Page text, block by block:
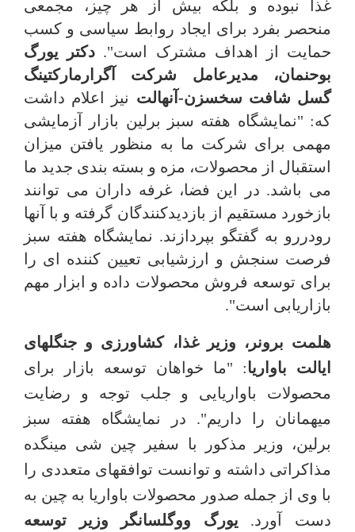
غذا نبوده و بلکه بیش از هر چیز، مجمعی
منحصر بفرد برای ایجاد روابط سیاسی و کسب
حمایت از اهداف مشترک است". دکتر یورگ
بوحنمان، مدیرعامل شرکت آگرارمارکتینگ
گسل شافت سخسزن-آنهالت نیز اعلام داشت
که: "نمایشگاه هفته سبز برلین بازار آزمایشی
مهمی برای شرکت ما به منظور یافتن میزان
استقبال از محصولات، مزه و بسته بندی جدید ما
می باشد. در این فضا، غرفه داران می توانند
بازخورد مستقیم از بازدیدکنندگان گرفته و با آنها
رودررو به گفتگو بپردازند. نمایشگاه هفته سبز
فرصت سنجش و ارزشیابی تعیین کننده ای را
برای توسعه فروش محصولات داده و ابزار مهم
بازاریابی است".
هلمت برونر، وزیر غذا، کشاورزی و جنگلهای
ایالت باواریا: "ما خواهان توسعه بازار برای
محصولات باواریایی و جلب توجه و رضایت
میهمانان را داریم". در نمایشگاه هفته سبز
برلین، وزیر مذکور با سفیر چین شی مینگده
مذاکراتی داشته و توانست توافقهای متعددی را
با وی از جمله صدور محصولات باواریا به چین به
دست آورد. یورگ ووگلسانگر وزیر توسعه